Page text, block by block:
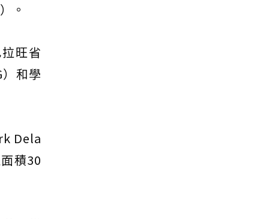
。
旺省
和學
Dela
積30